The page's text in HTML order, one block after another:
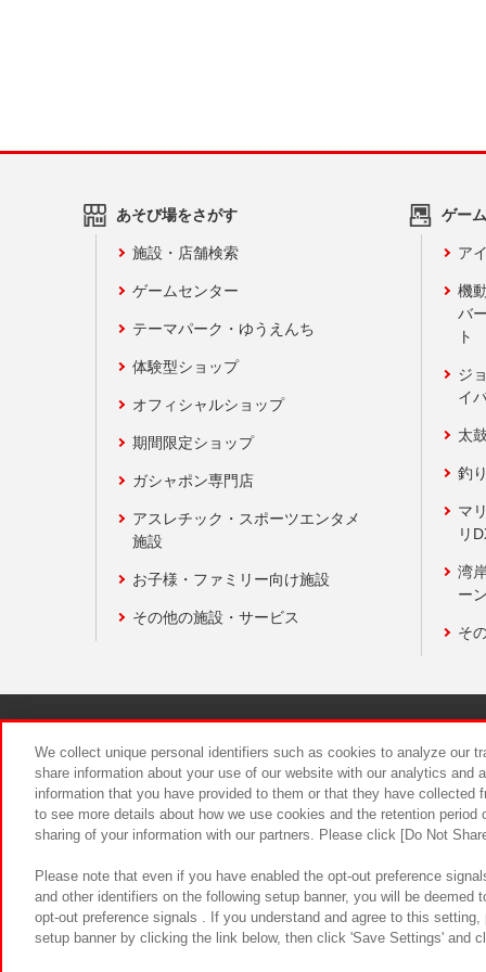
あそび場をさがす
施設・店舗検索
ゲームセンター
テーマパーク・ゆうえんち
体験型ショップ
オフィシャルショップ
期間限定ショップ
ガシャポン専門店
アスレチック・スポーツエンタメ
施設
お子様・ファミリー向け施設
その他の施設・サービス
ゲー
ア
機
バ
ト
ジ
イ
太
釣
マ
リ
湾
ー
そ
食品のご
We collect unique personal identifiers such as cookies to analyze our
share information about your use of our website with our analytics and
information that you have provided to them or that they have
to see more details about how we use cookies and the retention
sharing of your information with our partners. Please click [Do Not
Please note that even if you have enabled the opt-out preference
and other identifiers on the following setup banner, you will be
opt-out preference signals . If you understand and agree to this
setup banner by clicking the link below, then click 'Save Settings' and